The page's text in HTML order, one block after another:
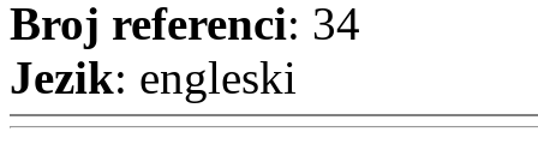
Broj referenci: 34
Jezik: engleski